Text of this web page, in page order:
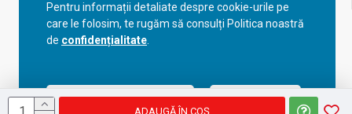
Pentru informații detaliate despre cookie-urile pe
care le folosim, te rugăm să consulți Politica noastră
de confidențialitate
Acceptă setările curente Configurează
ADAUGĂ ÎN COŞ